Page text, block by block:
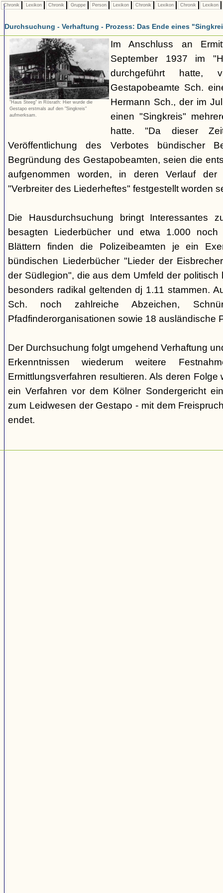
Chronik Lexikon Chronik Gruppe Person Lexikon Chronik Lexikon Chronik Lexikon
Durchsuchung - Verhaftung - Prozess: Das Ende eines
"Haus Steeg" in Rösrath: Hier wurde die
Gestapo erstmals auf den "Singkreis"
aufmerksam.
Im Anschluss an
September 1937 im
durchgeführt hatte,
Gestapobeamte Sch.
Hermann Sch., der im
einen "Singkreis"
hatte. "Da dieser
Veröffentlichung des Verbotes bündischer
Begründung des Gestapobeamten, seien die
aufgenommen worden, in deren Verlauf der
"Verbreiter des Liederheftes" festgestellt worden
Die Hausdurchsuchung bringt Interessantes
besagten Liederbücher und etwa 1.000 noch
Blättern finden die Polizeibeamten je ein
bündischen Liederbücher "Lieder der
der Südlegion", die aus dem Umfeld der
besonders radikal geltenden dj 1.11 stammen.
Sch. noch zahlreiche Abzeichen,
Pfadfinderorganisationen sowie 18 ausländische
Der Durchsuchung folgt umgehend Verhaftung
Erkenntnissen wiederum weitere
Ermittlungsverfahren resultieren. Als deren
ein Verfahren vor dem Kölner Sondergericht
zum Leidwesen der Gestapo - mit dem
endet.